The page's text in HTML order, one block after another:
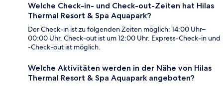
Welche Check-in- und Check-out-Zeiten hat Hilas
Thermal Resort & Spa Aquapark?
Der Check-in ist zu folgenden Zeiten möglich: 14:00 Uhr–
00:00 Uhr. Check-out ist um 12:00 Uhr. Express-Check-in und
-Check-out ist möglich.
Welche Aktivitäten werden in der Nähe von Hilas
Thermal Resort & Spa Aquapark angeboten?